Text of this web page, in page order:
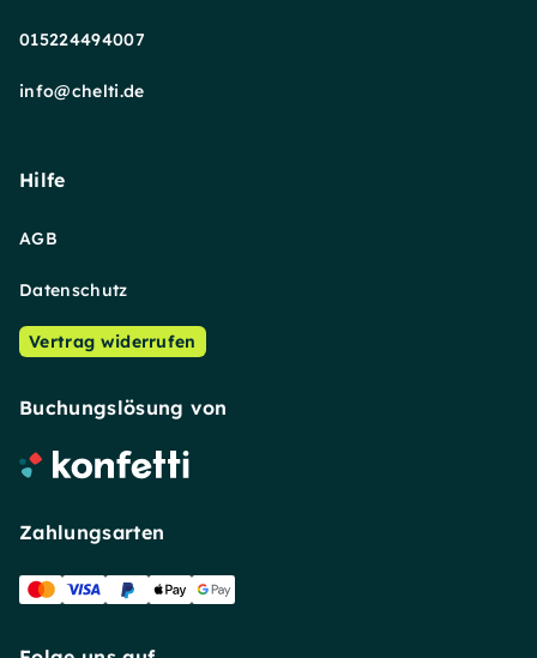
015224494007
info@chelti.de
Hilfe
AGB
Datenschutz
Vertrag widerrufen
Buchungslösung von
Zahlungsarten